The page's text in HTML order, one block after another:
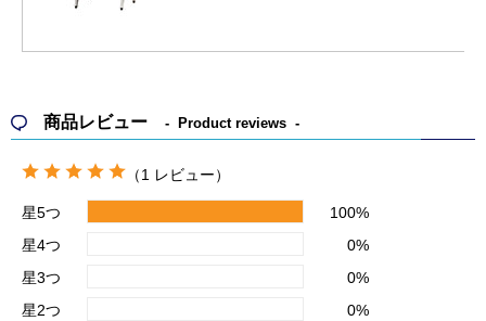
商品レビュー Product reviews
（1 レビュー）
星5つ
100%
星4つ
0%
星3つ
0%
星2つ
0%